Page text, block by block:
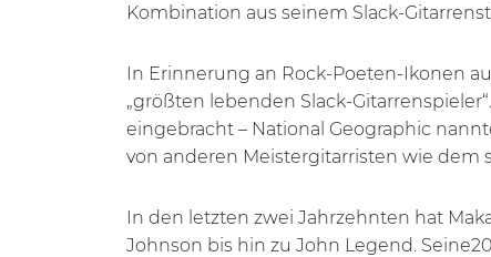
Kombination aus seinem Slack-
In Erinnerung an Rock-Poeten-Ikonen
„größten lebenden Slack-
eingebracht – National Geographic
von anderen Meistergitarristen wie dem
In den letzten zwei Jahrzehnten hat
Johnson bis hin zu John Legend.